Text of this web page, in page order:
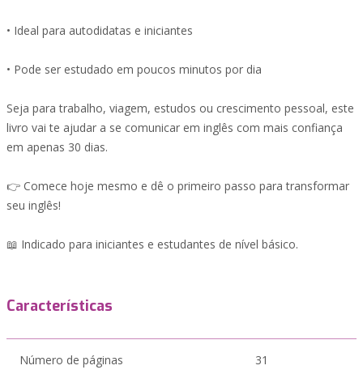
• Ideal para autodidatas e iniciantes
• Pode ser estudado em poucos minutos por dia
Seja para trabalho, viagem, estudos ou crescimento pessoal, este
livro vai te ajudar a se comunicar em inglês com mais confiança
em apenas 30 dias.
👉 Comece hoje mesmo e dê o primeiro passo para transformar
seu inglês!
📖 Indicado para iniciantes e estudantes de nível básico.
Características
Número de páginas 31